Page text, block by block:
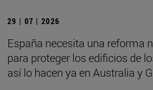
29 | 07 | 2026
España necesita una reforma
para proteger los edificios de
así lo hacen ya en Australia y